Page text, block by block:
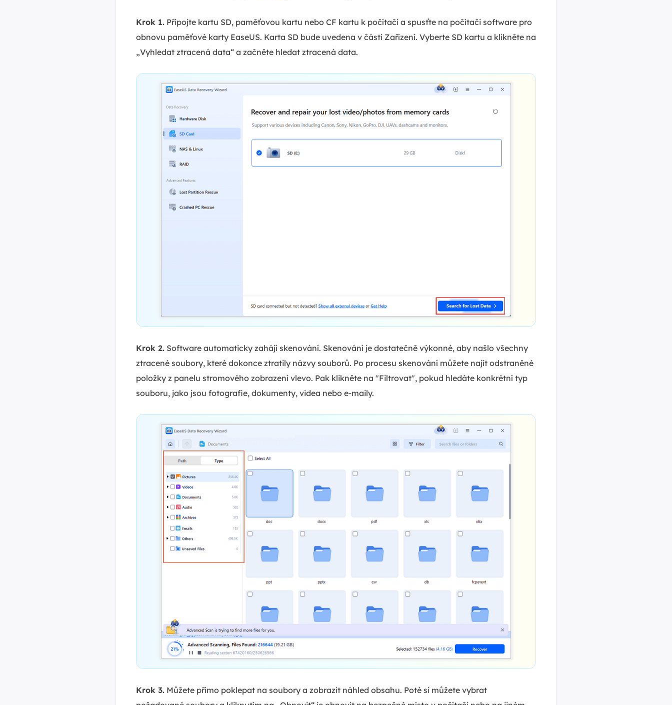
Krok 1. Připojte kartu SD, paměťovou kartu nebo CF kartu k počítači a spusťte na počítači software pro
obnovu paměťové karty EaseUS. Karta SD bude uvedena v části Zařízení. Vyberte SD kartu a klikněte na
„Vyhledat ztracená data“ a začněte hledat ztracená data.
Krok 2. Software automaticky zahájí skenování. Skenování je dostatečně výkonné, aby našlo všechny
ztracené soubory, které dokonce ztratily názvy souborů. Po procesu skenování můžete najít odstraněné
položky z panelu stromového zobrazení vlevo. Pak klikněte na "Filtrovat", pokud hledáte konkrétní typ
souboru, jako jsou fotografie, dokumenty, videa nebo e-maily.
Krok 3. Můžete přímo poklepat na soubory a zobrazit náhled obsahu. Poté si můžete vybrat